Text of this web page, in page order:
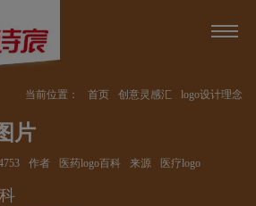
当前位置： 首页 创意灵感汇
logo设计理念
片
作者 医药logo百科 来源 医疗logo